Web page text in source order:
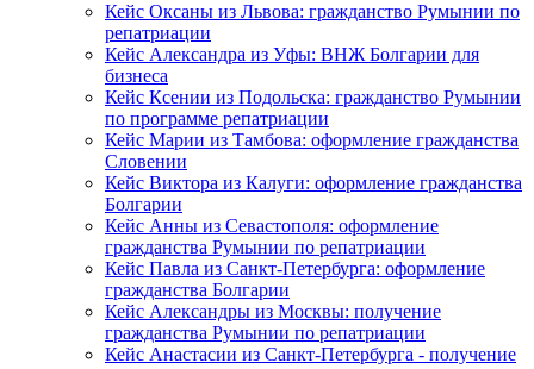
Кейс Оксаны из Львова: гражданство Румынии по
репатриации
Кейс Александра из Уфы: ВНЖ Болгарии для
бизнеса
Кейс Ксении из Подольска: гражданство Румынии
по программе репатриации
Кейс Марии из Тамбова: оформление гражданства
Словении
Кейс Виктора из Калуги: оформление гражданства
Болгарии
Кейс Анны из Севастополя: оформление
гражданства Румынии по репатриации
Кейс Павла из Санкт-Петербурга: оформление
гражданства Болгарии
Кейс Александры из Москвы: получение
гражданства Румынии по репатриации
Кейс Анастасии из Санкт-Петербурга - получение